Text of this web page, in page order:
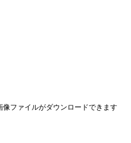
ファイルがダウンロードできます